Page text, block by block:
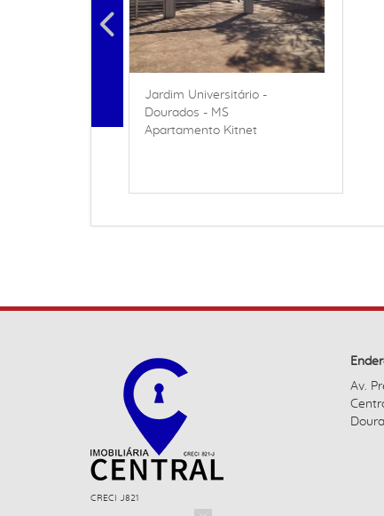
Jardim Universitário -
Dourados - MS
Apartamento Kitnet
CRECI J821
Av.